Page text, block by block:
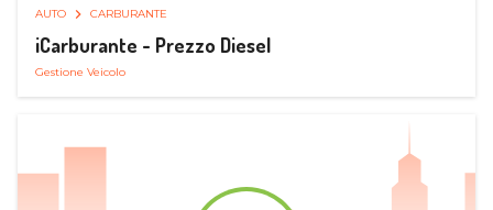
AUTO CARBURANTE
iCarburante - Prezzo Diesel
Gestione Veicolo